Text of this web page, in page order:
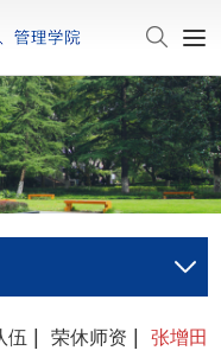
伍 荣休师资 张增田